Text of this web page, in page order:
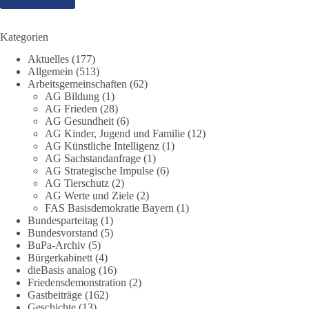
dieBasis steht für eine bezahlbare, sichere und unabhängige
Strommangel verwaltet, sondern daran, wie sie ihn verhindert!
Quellen:https://apollo-news.net/geheimplan-energiekrise-
bundesnetzagentur-bereitet-sich-auf-strommangel-ueber-
mehrere-tage-bis-wochen-vor/
https://www.merkur.de/deutschland/der-geheimplan-gegen-
stromausfalle-der-bundesnetzagentur-zr-94423201.html?
utm_source=chatgpt.com
🟩🟩🟦🟦🟥🟥🟧🟧
Wieder ein Beispiel dafür, warum wir 1 Milliarde für freie
Medien fordern sollten: 👉 Jetzt Petition unterzeichnen
#dieBasis #Energie #Versorgungssicherheit
#Technologieoffen #Resilienz
Kategorien
Aktuelles (177)
Allgemein (513)
Arbeitsgemeinschaften (62)
AG Bildung (1)
AG Frieden (28)
AG Gesundheit(6)
AG Kinder, Jugend und Familie (12)
AG Künstliche Intelligenz (1)
AG Sachstandanfrage (1)
AG Strategische Impulse (6)
AG Tierschutz (2)
AG Werte und Ziele (2)
FAS Basisdemokratie Bayern (1)
Bundesparteitag (1)
Bundesvorstand (5)
BuPa-Archiv (5)
Bürgerkabinett(4)
dieBasis analog (16)
Friedensdemonstration (2)
Gastbeiträge (162)